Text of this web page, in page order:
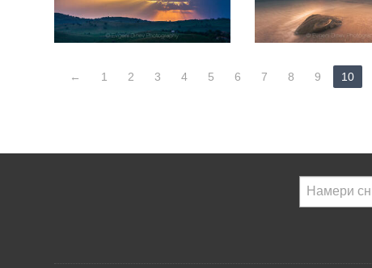
← 1 2 3 4 5 6 7 8 9 10